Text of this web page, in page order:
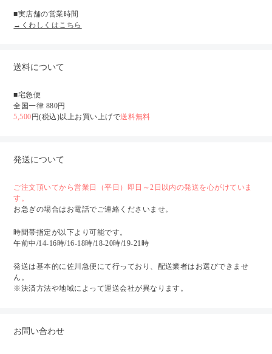
■実店舗の営業時間
→くわしくはこちら
送料について
■宅急便
全国一律 880円
5,500 円(税込)以上お買い上げで送料無料
発送について
ご注文頂いてから営業日（平日）即日～2日以内の発送を心がけていま
す。
お急ぎの場合はお電話でご連絡くださいませ。
時間帯指定が以下より可能です。
午前中/14-16時/16-18時/18-20時/19-21時
発送は基本的に佐川急便にて行っており、配送業者はお選びできませ
ん。
※決済方法や地域によって運送会社が異なります。
お問い合わせ